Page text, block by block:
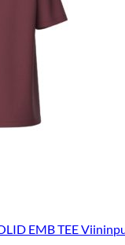
EMB TEE